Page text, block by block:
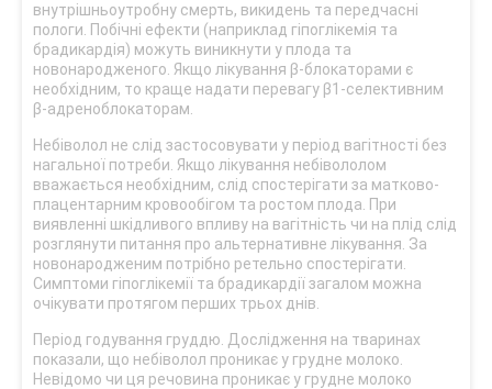
внутрішньоутробну смерть, викидень та передчасні
пологи. Побічні ефекти (наприклад гіпоглікемія та
брадикардія) можуть виникнути у плода та
новонародженого. Якщо лікування β-блокаторами є
необхідним, то краще надати перевагу β1-селективним
β-адреноблокаторам.
Небіволол не слід застосовувати у період вагітності без
нагальної потреби. Якщо лікування небівололом
вважається необхідним, слід спостерігати за матково-
плацентарним кровообігом та ростом плода. При
виявленні шкідливого впливу на вагітність чи на плід слід
розглянути питання про альтернативне лікування. За
новонародженим потрібно ретельно спостерігати.
Симптоми гіпоглікемії та брадикардії загалом можна
очікувати протягом перших трьох днів.
Період годування груддю. Дослідження на тваринах
показали, що небіволол проникає у грудне молоко.
Невідомо чи ця речовина проникає у грудне молоко